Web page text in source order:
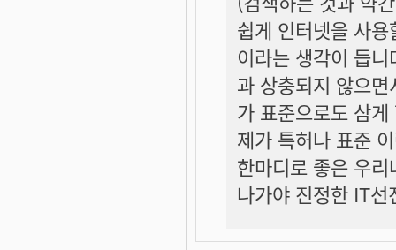
쉽게 인터넷을 사
이라는 생각이 듭
과 상충되지 않으
가 표준으로도 삼
제가 특허나 표준
한마디로 좋은 우
나가야 진정한 IT